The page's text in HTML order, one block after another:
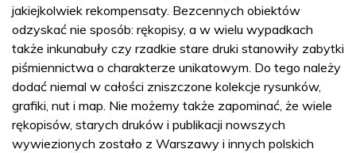
jakiejkolwiek rekompensaty. Bezcennych obiektów
odzyskać nie sposób: rękopisy, a w wielu wypadkach
także inkunabuły czy rzadkie stare druki stanowiły zabytki
piśmiennictwa o charakterze unikatowym. Do tego należy
dodać niemal w całości zniszczone kolekcje rysunków,
grafiki, nut i map. Nie możemy także zapominać, że wiele
rękopisów, starych druków i publikacji nowszych
wywiezionych zostało z Warszawy i innych polskich